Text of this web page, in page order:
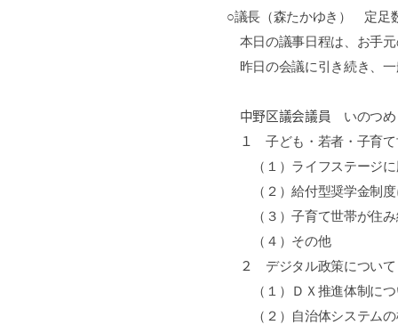
○議長（森たかゆき） 定足
本日の議事日程は、お手元
昨日の会議に引き続き、
中野区議会議員 いのつ
１子ども・若者・子育
（１）ライフステージに
（２）給付型奨学金制度
（３）子育て世帯が住み
（４）その他
２ デジタル政策について
（１）ＤＸ推進体制につ
（２）自治体システムの